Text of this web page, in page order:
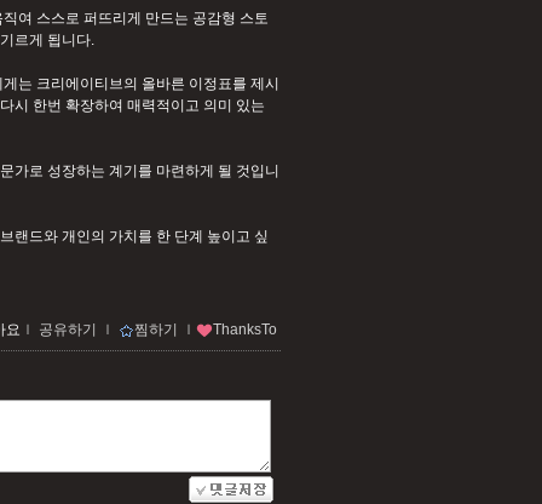
여 스스로 퍼뜨리게 만드는 공감형 스토
르게 됩니다.
는 크리에이티브의 올바른 이정표를 제시
시 한번 확장하여 매력적이고 의미 있는
가로 성장하는 계기를 마련하게 될 것입니
랜드와 개인의 가치를 한 단계 높이고 싶
요 ｌ 공유하기 ｌ 찜하기 ｌ ThanksTo